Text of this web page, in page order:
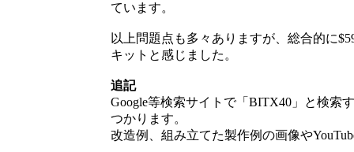
ています。
以上問題点も多々ありますが、総合的に
キットと感じました。
追記
Google等検索サイトで「BITX40」と検索
つかります。
改造例、組み立てた製作例の画像や